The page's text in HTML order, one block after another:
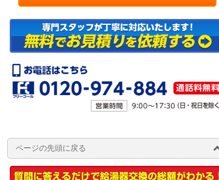
ページの先頭に戻る